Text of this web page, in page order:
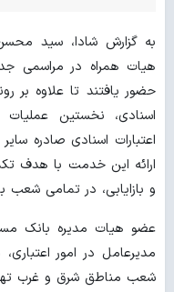
به گزارش شادا، سید
هیات همراه در مراسمی
حضور یافتند تا علاوه بر
اسنادی، نخستین
اعتبارات اسنادی صادره
ارائه این خدمت با هدف
و بازایابی، در تمامی شعب
عضو هیات مدیره بانک
مدیرعامل در امور
شعب مناطق شرق و غرب